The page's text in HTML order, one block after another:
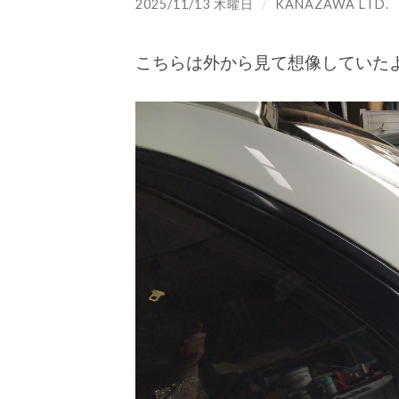
2025/11/13 木曜日 / KANAZAWA LTD.
こちらは外から見て想像していた